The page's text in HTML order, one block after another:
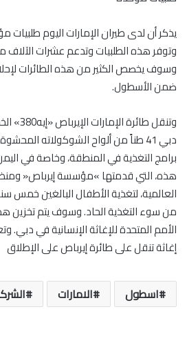
وتوفر هذه الطلبيات وتدعم عشرات الآلاف
وسوف يخصص الكثير من هذه الطائرات
ضمن الأسطول.
وتنقل
دبي 41 طناً من ألواح الشوكولاته
برامج التغذية في المنطقة، وخاصة في
هذه، التي قدمتها »مؤسسة إيرباص«
العالمية، لتغذية الأطفال البالغين خمس
من سوء التغذية الحاد. وسوف يتم
الأمم المتحدة للإغاثة الإنسانية في دبي.
إغاثة تنقل على طائرة إيرباص على الإطلاق
اسطول الامارات